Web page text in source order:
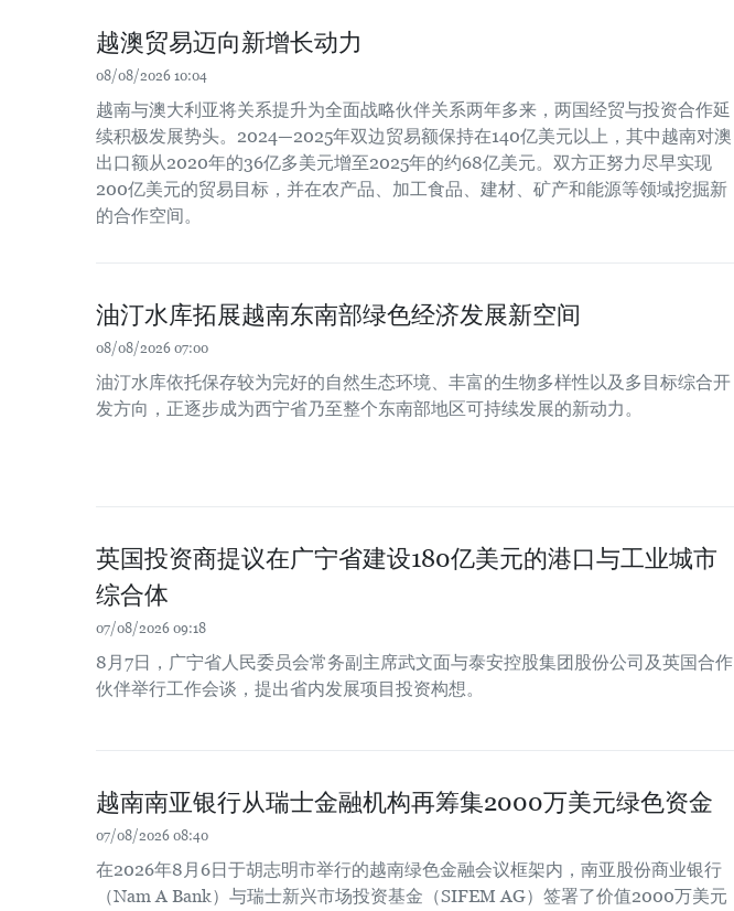
越澳贸易迈向新增长动力
08/08/2026 10:04
越南与澳大利亚将关系提升为全面战略伙伴关系两年多来，两国经贸与投资合作延
续积极发展势头。2024—2025年双边贸易额保持在140亿美元以上，其中越南对澳
出口额从2020年的36亿多美元增至2025年的约68亿美元。双方正努力尽早实现
200亿美元的贸易目标，并在农产品、加工食品、建材、矿产和能源等领域挖掘新
的合作空间。
油汀水库拓展越南东南部绿色经济发展新空间
08/08/2026 07:00
油汀水库依托保存较为完好的自然生态环境、丰富的生物多样性以及多目标综合开
发方向，正逐步成为西宁省乃至整个东南部地区可持续发展的新动力。
英国投资商提议在广宁省建设180亿美元的港口与工业城市
综合体
07/08/2026 09:18
8月7日，广宁省人民委员会常务副主席武文面与泰安控股集团股份公司及英国合作
伙伴举行工作会谈，提出省内发展项目投资构想。
越南南亚银行从瑞士金融机构再筹集2000万美元绿色资金
07/08/2026 08:40
在2026年8月6日于胡志明市举行的越南绿色金融会议框架内，南亚股份商业银行
（Nam A Bank）与瑞士新兴市场投资基金（SIFEM AG）签署了价值2000万美元